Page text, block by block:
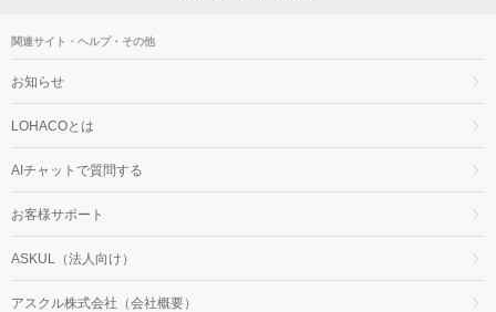
関連サイト・ヘルプ・その他
お知らせ
LOHACOとは
AIチャットで質問する
お客様サポート
ASKUL（法人向け）
アスクル株式会社（会社概要）